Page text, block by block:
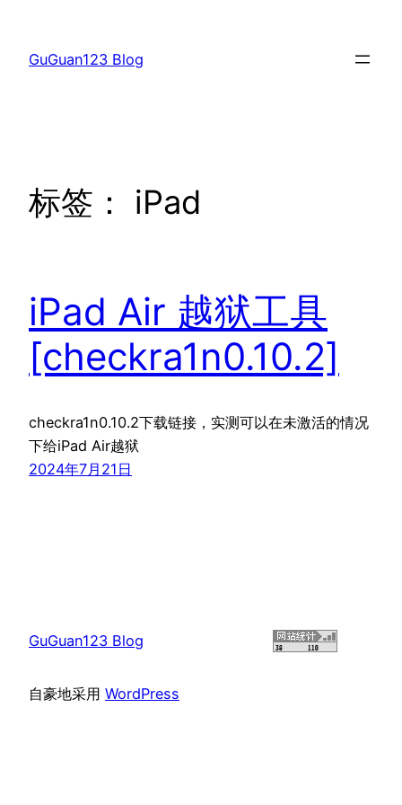
GuGuan123 Blog
标签： iPad
iPad Air 越狱工具
[checkra1n0.10.2]
checkra1n0.10.2下载链接，实测可以在未激活的情况
下给iPad Air越狱
2024年7月21日
GuGuan123 Blog
自豪地采用 WordPress